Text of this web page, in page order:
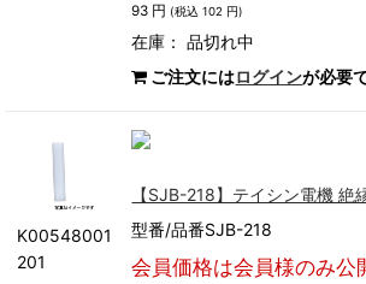
93 円 (税込 102 円)
在庫：品切れ中
ご注文にはログインが必要
K00548001
201
【SJB-218】テイシン電機 絶
型番/品番SJB-218
会員価格は会員様のみ公